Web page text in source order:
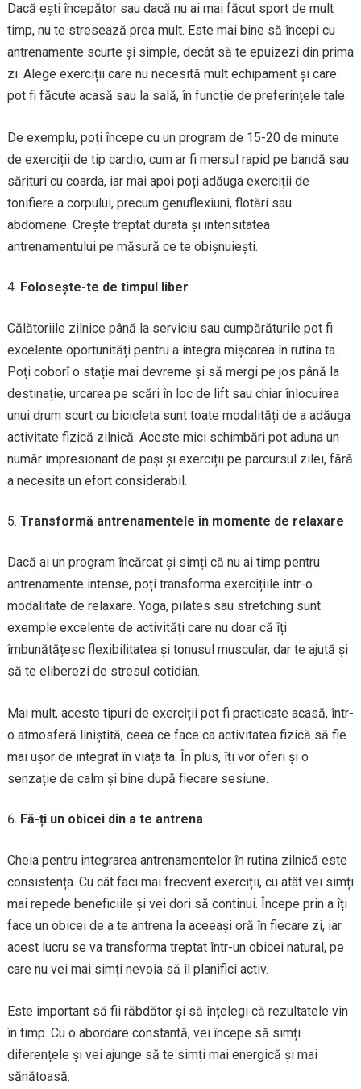
Dacă ești începător sau dacă nu ai mai făcut sport de mult
timp, nu te stresează prea mult. Este mai bine să începi cu
antrenamente scurte și simple, decât să te epuizezi din prima
zi. Alege exerciții care nu necesită mult echipament și care
pot fi făcute acasă sau la sală, în funcție de preferințele tale.
De exemplu, poți începe cu un program de 15-20 de minute
de exerciții de tip cardio, cum ar fi mersul rapid pe bandă sau
sărituri cu coarda, iar mai apoi poți adăuga exerciții de
tonifiere a corpului, precum genuflexiuni, flotări sau
abdomene. Crește treptat durata și intensitatea
antrenamentului pe măsură ce te obișnuiești.
Folosește-te de timpul liber
Călătoriile zilnice până la serviciu sau cumpărăturile pot fi
excelente oportunități pentru a integra mișcarea în rutina ta.
Poți coborî o stație mai devreme și să mergi pe jos până la
destinație, urcarea pe scări în loc de lift sau chiar înlocuirea
unui drum scurt cu bicicleta sunt toate modalități de a adăuga
activitate fizică zilnică. Aceste mici schimbări pot aduna un
număr impresionant de pași și exerciții pe parcursul zilei, fără
a necesita un efort considerabil.
Transformă antrenamentele în momente de relaxare
Dacă ai un program încărcat și simți că nu ai timp pentru
antrenamente intense, poți transforma exercițiile într-o
modalitate de relaxare. Yoga, pilates sau stretching sunt
exemple excelente de activități care nu doar că îți
îmbunătățesc flexibilitatea și tonusul muscular, dar te ajută și
să te eliberezi de stresul cotidian.
Mai mult, aceste tipuri de exerciții pot fi practicate acasă, într-
o atmosferă liniștită, ceea ce face ca activitatea fizică să fie
mai ușor de integrat în viața ta. În plus, îți vor oferi și o
senzație de calm și bine după fiecare sesiune.
Fă-ți un obicei din a te antrena
Cheia pentru integrarea antrenamentelor în rutina zilnică este
consistența. Cu cât faci mai frecvent exerciții, cu atât vei simți
mai repede beneficiile și vei dori să continui. Începe prin a îți
face un obicei de a te antrena la aceeași oră în fiecare zi, iar
acest lucru se va transforma treptat într-un obicei natural, pe
care nu vei mai simți nevoia să îl planifici activ.
Este important să fii răbdător și să înțelegi că rezultatele vin
în timp. Cu o abordare constantă, vei începe să simți
diferențele și vei ajunge să te simți mai energică și mai
sănătoasă.